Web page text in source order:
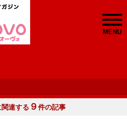
MENU
関連する ９件の記事